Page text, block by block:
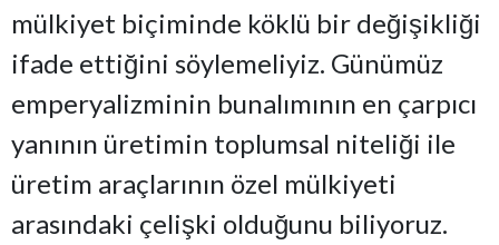
mülkiyet biçiminde köklü bir değişikliği
ifade ettiğini söylemeliyiz. Günümüz
emperyalizminin bunalımının en çarpıcı
yanının üretimin toplumsal niteliği ile
üretim araçlarının özel mülkiyeti
arasındaki çelişki olduğunu biliyoruz.